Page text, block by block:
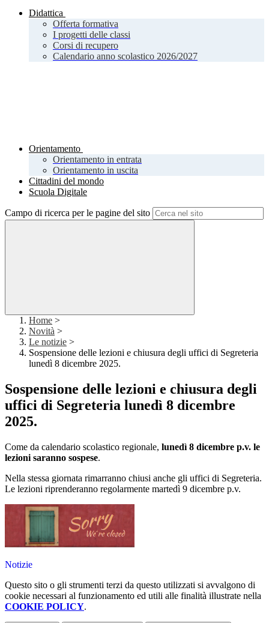
Didattica
Offerta formativa
I progetti delle classi
Corsi di recupero
Calendario anno scolastico 2026/2027
Orientamento
Orientamento in entrata
Orientamento in uscita
Cittadini del mondo
Scuola Digitale
Campo di ricerca per le pagine del sito
Home >
Novità >
Le notizie >
Sospensione delle lezioni e chiusura degli uffici di Segreteria
lunedì 8 dicembre 2025.
Sospensione delle lezioni e chiusura degli
uffici di Segreteria lunedì 8 dicembre
2025.
Come da calendario scolastico regionale, lunedì 8 dicembre p.v. le
lezioni saranno sospese.
Nella stessa giornata rimarranno chiusi anche gli uffici di Segreteria.
Le lezioni riprenderanno regolarmente martedì 9 dicembre p.v.
Notizie
Questo sito o gli strumenti terzi da questo utilizzati si avvalgono di
cookie necessari al funzionamento ed utili alle finalità illustrate nella
COOKIE POLICY.